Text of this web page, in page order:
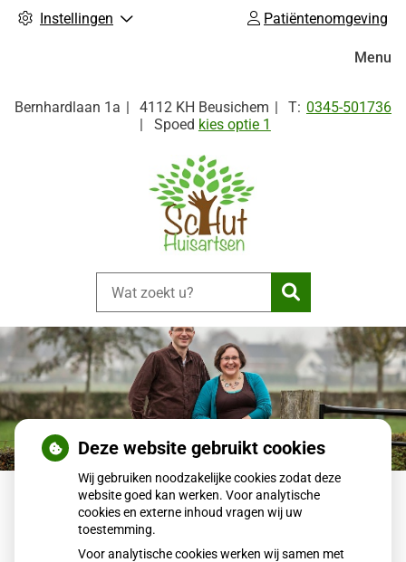
Instellingen Patiëntenomgeving
Bernhardlaan 1a 4112 KH Beusichem Tel:
0345-501736
Spoed kies optie 1
Zoeken
Menu
Terug naar overzicht
Geboorte
Deze website gebruikt cookies
Wij gebruiken noodzakelijke cookies zodat deze
website goed kan werken. Voor analytische
cookies en externe inhoud vragen wij uw
toestemming.
Voor analytische cookies werken wij samen met